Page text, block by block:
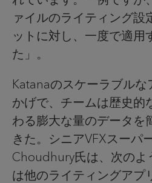
ァイルのライティング設
ットに対し、一度で適用
た」。
Katanaのスケーラブル
かげで、チームは歴史的
わる膨大な量のデータを
きた。シニアVFXスーパ
Choudhury氏は、次のよ
は他のライティングアプ